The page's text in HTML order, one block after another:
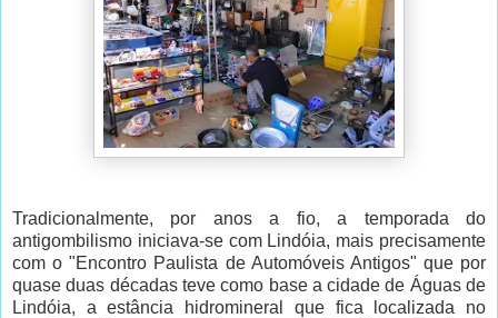
Tradicionalmente, por anos a fio, a temporada do
antigombilismo iniciava-se com Lindóia, mais precisamente
com o "Encontro Paulista de Automóveis Antigos" que por
quase duas décadas teve como base a cidade de Águas de
Lindóia, a estância hidromineral que fica localizada no